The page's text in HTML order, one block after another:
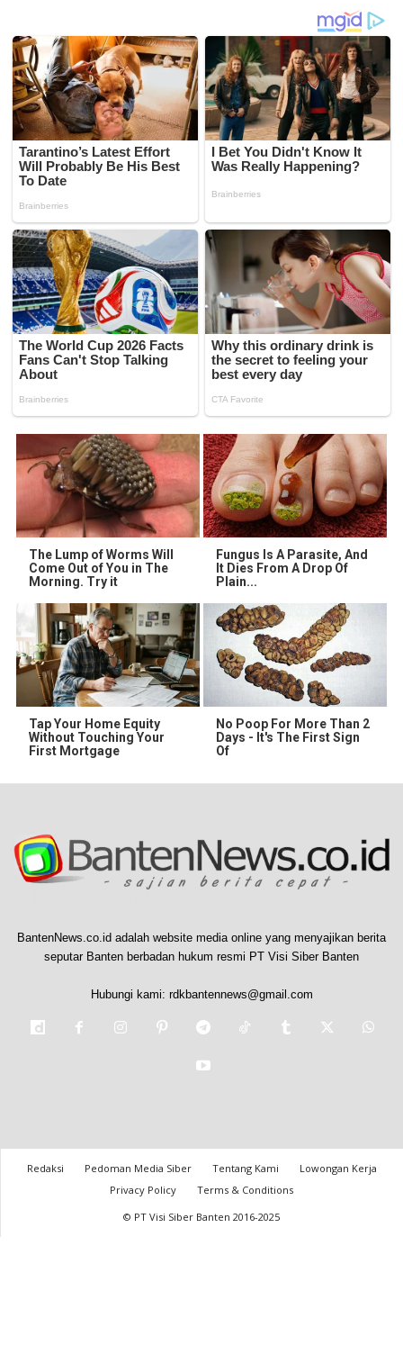
The Lump of Worms Will
Come Out of You in The
Morning. Try it
Fungus Is A Parasite, And
It Dies From A Drop Of
Plain...
Tap Your Home Equity
Without Touching Your
First Mortgage
No Poop For More Than 2
Days - It's The First Sign
Of
BantenNews.co.id adalah website media online yang menyajikan berita
seputar Banten berbadan hukum resmi PT Visi Siber Banten
Hubungi kami: rdkbantennews@gmail.com
Redaksi Pedoman Media Siber Tentang Kami
Lowongan Kerja
Privacy Policy
Terms & Conditions
© PT Visi Siber Banten 2016-2025